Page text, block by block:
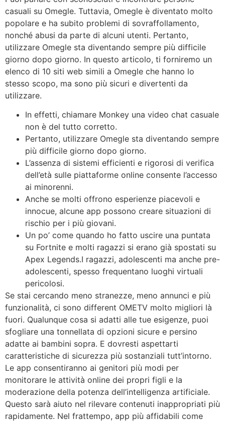
casuali su Omegle. Tuttavia, Omegle è diventato molto
popolare e ha subito problemi di sovraffollamento,
nonché abusi da parte di alcuni utenti. Pertanto,
utilizzare Omegle sta diventando sempre più difficile
giorno dopo giorno. In questo articolo, ti forniremo un
elenco di 10 siti web simili a Omegle che hanno lo
stesso scopo, ma sono più sicuri e divertenti da
utilizzare.
In effetti, chiamare Monkey una video chat casuale
non è del tutto corretto.
Pertanto, utilizzare Omegle sta diventando sempre
più difficile giorno dopo giorno.
L’assenza di sistemi efficienti e rigorosi di verifica
dell’età sulle piattaforme online consente l’accesso
ai minorenni.
Anche se molti offrono esperienze piacevoli e
innocue, alcune app possono creare situazioni di
rischio per i più giovani.
Un po’ come quando ho fatto uscire una puntata
su Fortnite e molti ragazzi si erano già spostati su
Apex Legends.I ragazzi, adolescenti ma anche pre-
adolescenti, spesso frequentano luoghi virtuali
pericolosi.
Se stai cercando meno stranezze, meno annunci e più
funzionalità, ci sono different OMETV molto migliori là
fuori. Qualunque cosa si adatti alle tue esigenze, puoi
sfogliare una tonnellata di opzioni sicure e persino
adatte ai bambini sopra. E dovresti aspettarti
caratteristiche di sicurezza più sostanziali tutt’intorno.
Le app consentiranno ai genitori più modi per
monitorare le attività online dei propri figli e la
moderazione della potenza dell’intelligenza artificiale.
Questo sarà aiuto nel rilevare contenuti inappropriati più
rapidamente. Nel frattempo, app più affidabili come